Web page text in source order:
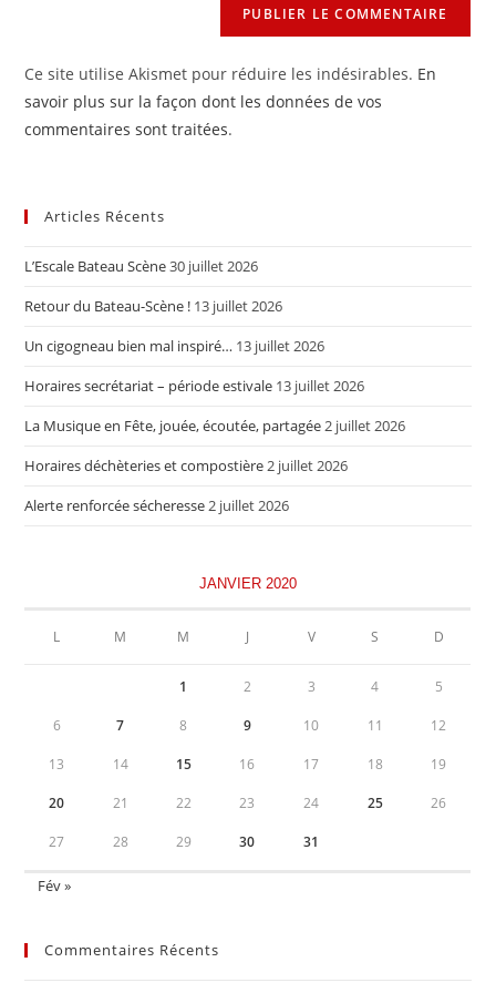
Ce site utilise Akismet pour réduire les indésirables. En
savoir plus sur la façon dont les données de vos
commentaires sont traitées.
Articles Récents
L’Escale Bateau Scène30 juillet 2026
Retour du Bateau-Scène ! 13 juillet 2026
Un cigogneau bien mal inspiré… 13 juillet 2026
Horaires secrétariat – période estivale 13 juillet 2026
La Musique en Fête, jouée, écoutée, partagée2 juillet 2026
Horaires déchèteries et compostière2 juillet 2026
Alerte renforcée sécheresse2 juillet 2026
JANVIER 2020
L M M J V S D
1 2 3 4 5
6 7 8 9 10 11 12
13 14 15 16 17 18 19
20 21 22 23 24 25 26
27 28 29 30 31
Fév »
Commentaires Récents